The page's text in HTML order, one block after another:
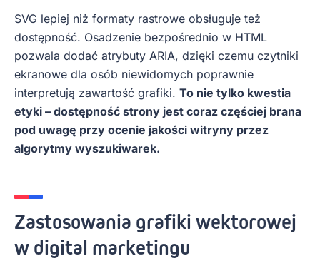
SVG lepiej niż formaty rastrowe obsługuje też
dostępność. Osadzenie bezpośrednio w HTML
pozwala dodać atrybuty ARIA, dzięki czemu czytniki
ekranowe dla osób niewidomych poprawnie
interpretują zawartość grafiki. To nie tylko kwestia
etyki – dostępność strony jest coraz częściej brana
pod uwagę przy ocenie jakości witryny przez
algorytmy wyszukiwarek.
Zastosowania grafiki wektorowej
w digital marketingu